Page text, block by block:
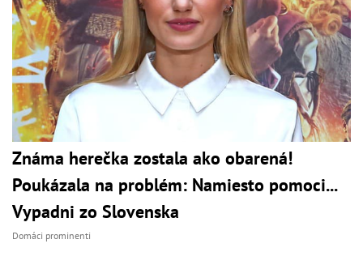
Známa herečka zostala ako obarená!
Poukázala na problém: Namiesto pomoci...
Vypadni zo Slovenska
Domáci prominenti